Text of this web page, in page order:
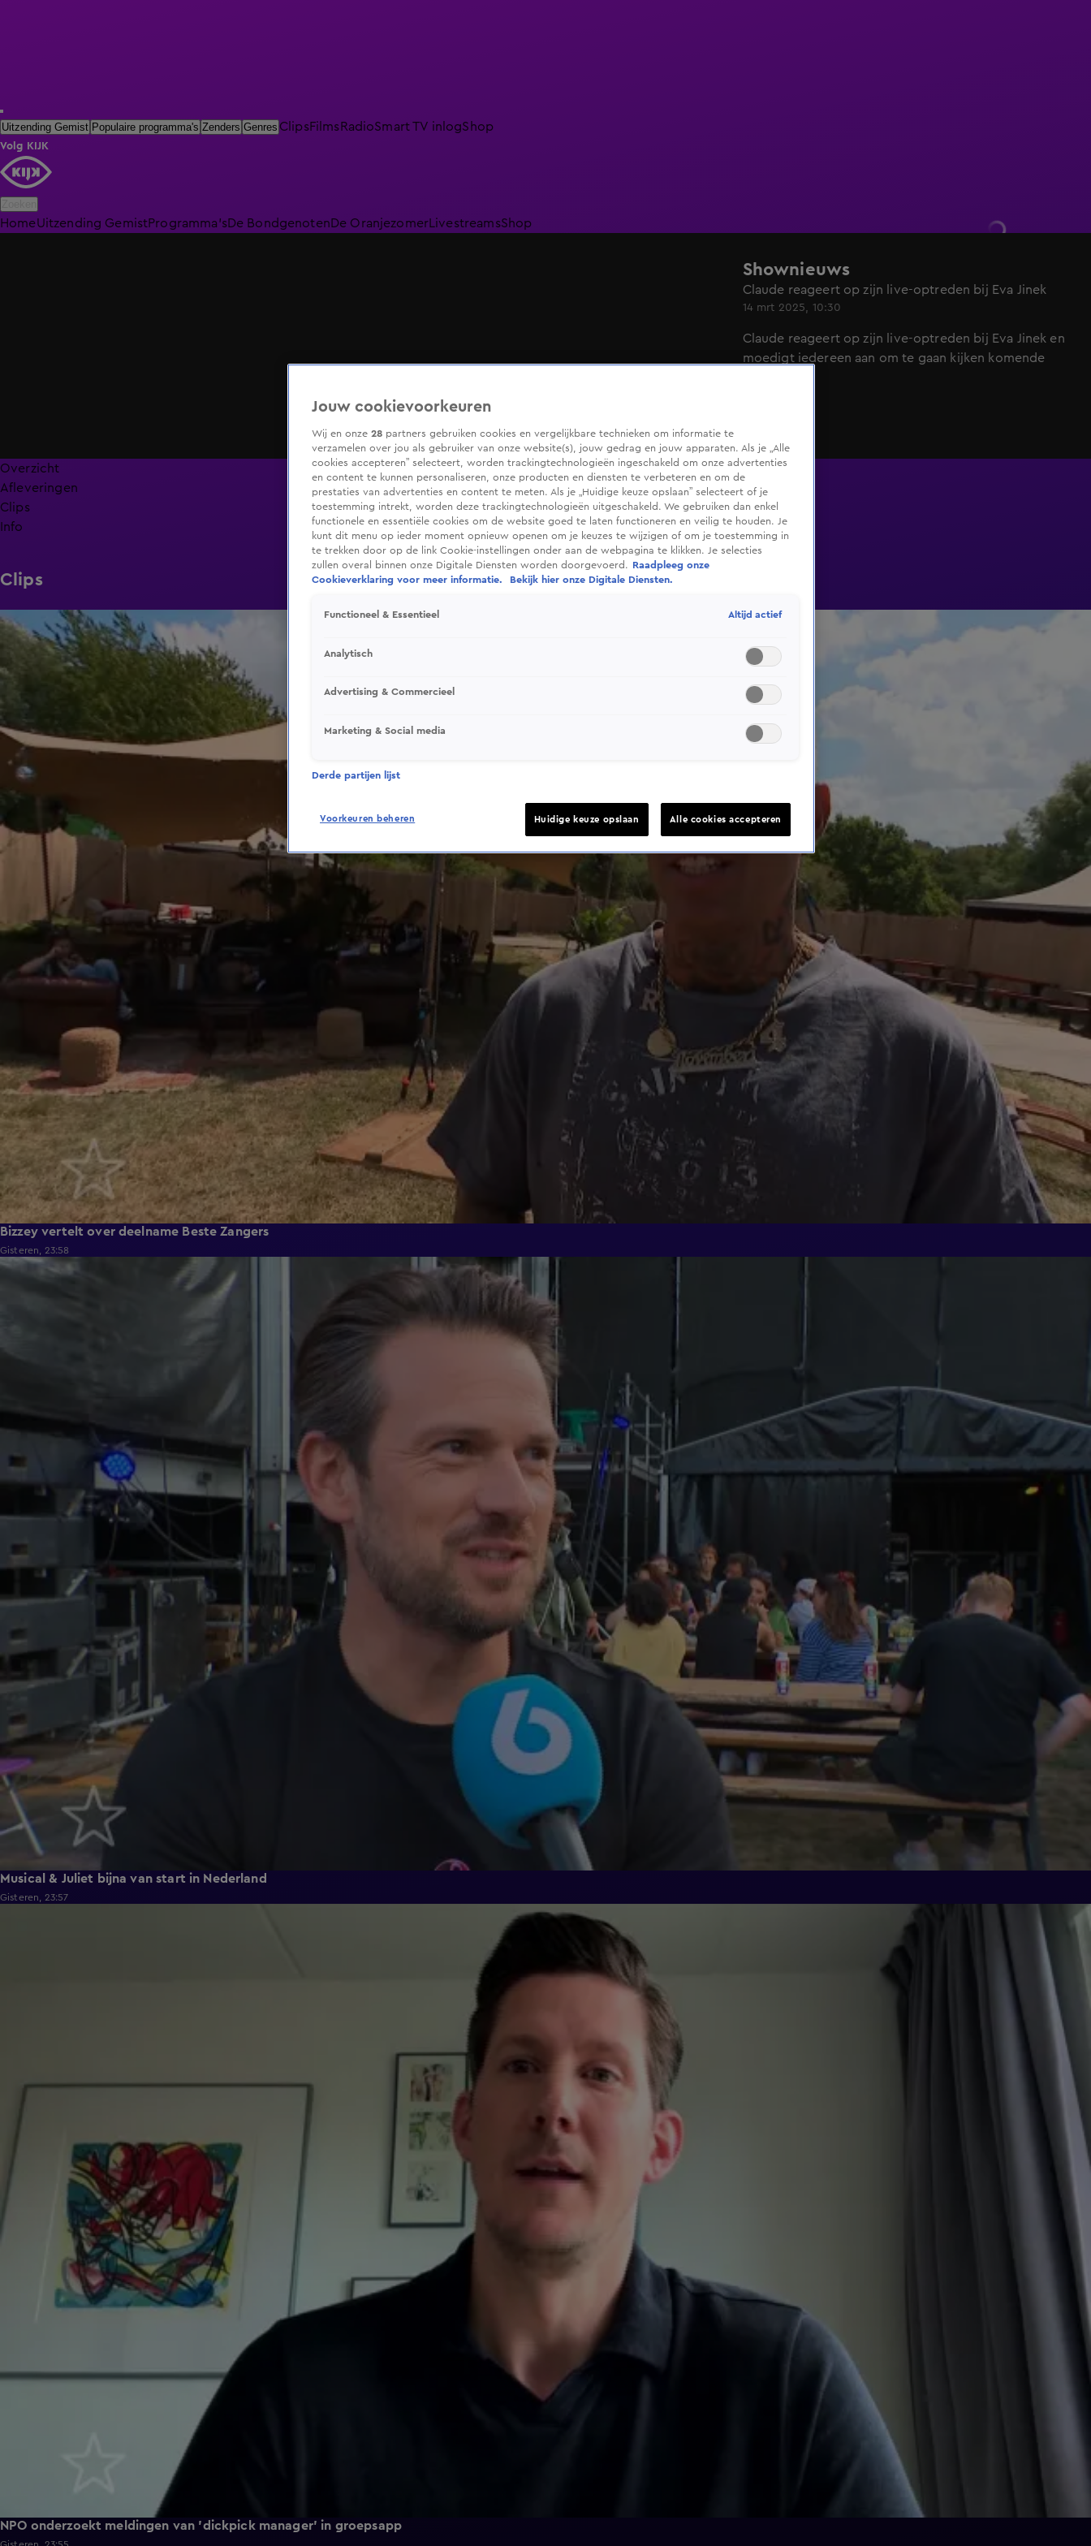
Uitzending Gemist Populaire programma's Zenders Genres ClipsFilmsRadioSmart TV inlogShop
Volg KIJK
HomeUitzending GemistProgramma'sDe BondgenotenDe Oranjezomer LivestreamsShop
Shownieuws
Claude reageert op zijn live-optreden bij Eva Jinek
14 mrt 2025, 10:30
Claude reageert op zijn live-optreden bij Eva Jinek en
moedigt iedereen aan om te gaan kijken komende
Overzicht
Afleveringen
Clips
Info
Clips
1:14
Bizzey vertelt over deelname Beste Zangers
Gisteren, 23:58
1:11
Musical & Juliet bijna van start in Nederland
Gisteren, 23:57
NPO onderzoekt meldingen van 'dickpick manager' in groepsapp
Jouw cookievoorkeuren
Wij en onze 28 partners gebruiken cookies en vergelijkbare technieken om informatie te
verzamelen over jou als gebruiker van onze website(s), jouw gedrag en jouw apparaten. Als je „Alle
cookies accepteren” selecteert, worden trackingtechnologieën ingeschakeld om onze advertenties
en content te kunnen personaliseren, onze producten en diensten te verbeteren en om de
prestaties van advertenties en content te meten. Als je „Huidige keuze opslaan” selecteert of je
toestemming intrekt, worden deze trackingtechnologieën uitgeschakeld. We gebruiken dan enkel
functionele en essentiële cookies om de website goed te laten functioneren en veilig te houden. Je
kunt dit menu op ieder moment opnieuw openen om je keuzes te wijzigen of om je toestemming in
te trekken door op de link Cookie-instellingen onder aan de webpagina te klikken. Je selecties
zullen overal binnen onze Digitale Diensten worden doorgevoerd.
Raadpleeg onze
Cookieverklaring voor meer informatie.
Bekijk hier onze Digitale Diensten.
Functioneel & Essentieel Altijd actief
Analytisch
Advertising & Commercieel
Marketing & Social media
Derde partijen lijst
Voorkeuren beheren Huidige keuze opslaan Alle cookies accepteren